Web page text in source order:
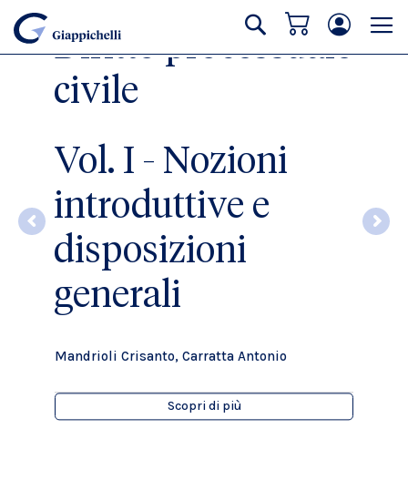
Carrello
Cerca
Diritto processuale
civile
Vol. I - Nozioni
introduttive e
disposizioni
generali
Mandrioli Crisanto, Carratta Antonio
Scopri di più